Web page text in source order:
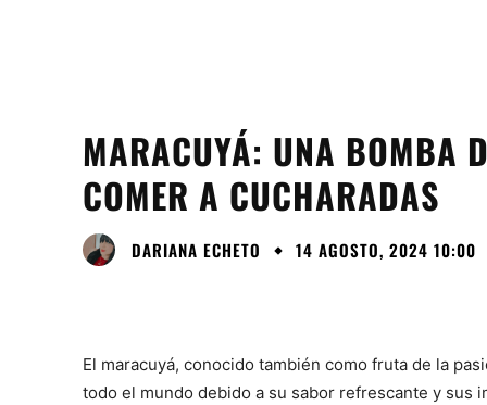
MARACUYÁ: UNA BOMBA
COMER A CUCHARADAS
DARIANA ECHETO 14 AGOSTO, 2024 10:00
El maracuyá, conocido también como fruta de la
todo el mundo debido a su sabor refrescante y